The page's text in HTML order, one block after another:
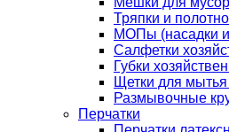
Тряпки и полотно
МОПы (насадки
Салфетки
Губки
Щетки для
Размывочные
Перчатки